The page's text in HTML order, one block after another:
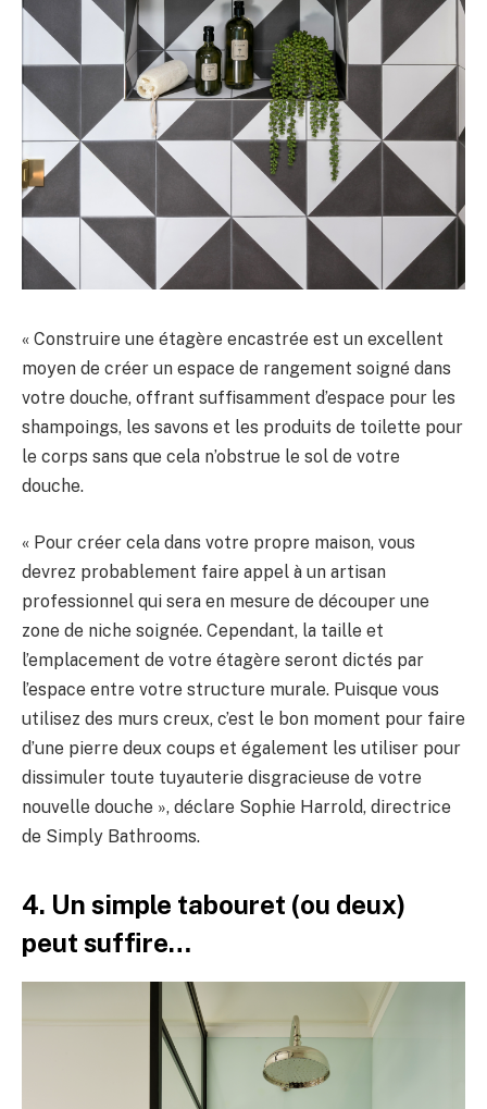
« Construire une étagère encastrée est un excellent
moyen de créer un espace de rangement soigné dans
votre douche, offrant suffisamment d’espace pour les
shampoings, les savons et les produits de toilette pour
le corps sans que cela n’obstrue le sol de votre
douche.
« Pour créer cela dans votre propre maison, vous
devrez probablement faire appel à un artisan
professionnel qui sera en mesure de découper une
zone de niche soignée. Cependant, la taille et
l’emplacement de votre étagère seront dictés par
l’espace entre votre structure murale. Puisque vous
utilisez des murs creux, c’est le bon moment pour faire
d’une pierre deux coups et également les utiliser pour
dissimuler toute tuyauterie disgracieuse de votre
nouvelle douche », déclare Sophie Harrold, directrice
de Simply Bathrooms.
4. Un simple tabouret (ou deux)
peut suffire…